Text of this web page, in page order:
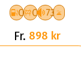
C C 73
Fr. 898 kr